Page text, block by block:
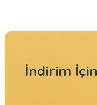
İndirim İçin